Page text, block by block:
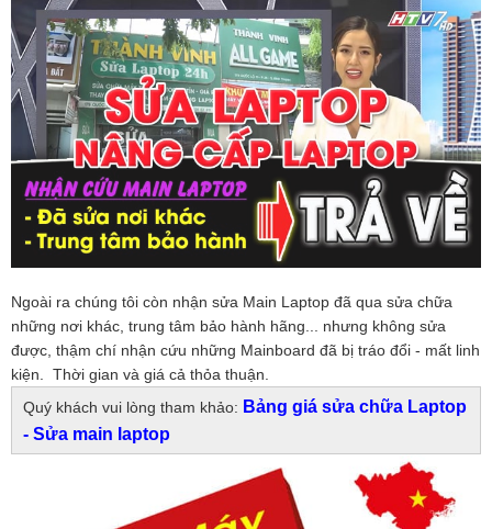
Ngoài ra chúng tôi còn nhận sửa Main Laptop đã qua sửa chữa
những nơi khác, trung tâm bảo hành hãng... nhưng không sửa
được, thậm chí nhận cứu những Mainboard đã bị tráo đổi - mất linh
kiện. Thời gian và giá cả thỏa thuận.
Quý khách vui lòng tham khảo: Bảng giá sửa chữa Laptop
- Sửa main laptop